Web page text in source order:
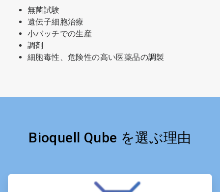
無菌試験
遺伝子細胞治療
小バッチでの生産
調剤
細胞毒性、危険性の高い医薬品の調製
Bioquell Qube を選ぶ理由